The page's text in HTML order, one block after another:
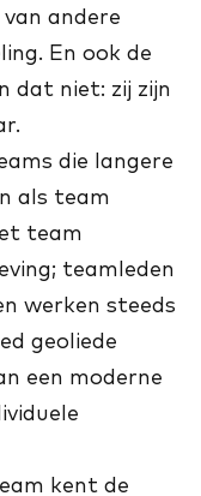
andere
En ook de
dat niet: zij zijn
die langere
als team
team
teamleden
werken steeds
geoliede
een moderne
kent de